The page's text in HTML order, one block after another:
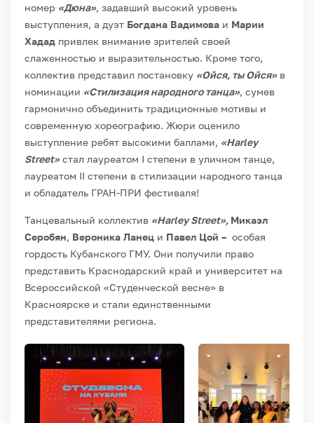
номер «Дюна», задавший высокий уровень
выступления, а дуэт Богдана Вадимова и Марии
Хадад привлек внимание зрителей своей
слаженностью и выразительностью. Кроме того,
коллектив представил постановку «Ойся, ты Ойся»в
номинации «Стилизация народного танца», сумев
гармонично объединить традиционные мотивы и
современную хореографию. Жюри оценило
выступление ребят высокими баллами, «Harley
Street»стал лауреатом I степени в уличном танце,
лауреатом II степени в стилизации народного танца
и обладатель ГРАН-ПРИ фестиваля!
Танцевальный коллектив «Harley Street», Микаэл
Серобян, Вероника Ланец и Павел Цой – особая
гордость Кубанского ГМУ. Они получили право
представить Краснодарский край и университет на
Всероссийской «Студенческой весне» в
Красноярске и стали единственными
представителями региона.